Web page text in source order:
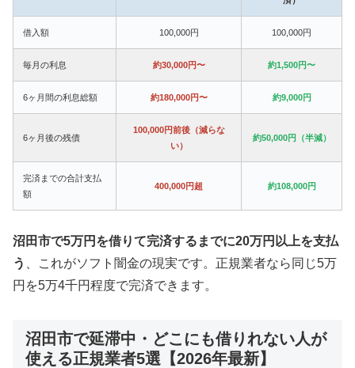
借入額 100,000円 100,000円
毎月の利息 約30,000円〜 約1,500円〜
6ヶ月間の利息総額 約180,000円〜 約9,000円
6ヶ月後の残債
100,000円前後（減らな
い）
約50,000円（半減）
完済までの合計支払
額
400,000円超 約108,000円
沼田市で5万円を借りて完済するまでに20万円以上を支払
う
、これがソフト闇金の現実です。正規業者なら同じ5万
円を5万4千円程度で完済できます。
沼田市で延滞中・どこにも借りれない人が
使える正規業者5選【2026年最新】